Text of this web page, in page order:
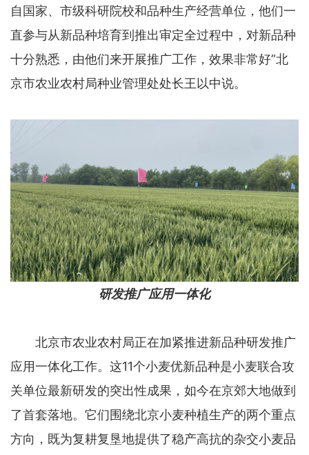
自国家、市级科研院校和品种生产经营单位，他们一
直参与从新品种培育到推出审定全过程中，对新品种
十分熟悉，由他们来开展推广工作，效果非常好”北
京市农业农村局种业管理处处长王以中说。
研发推广应用一体化
北京市农业农村局正在加紧推进新品种研发推广
应用一体化工作。这11个小麦优新品种是小麦联合攻
关单位最新研发的突出性成果，如今在京郊大地做到
了首套落地。它们围绕北京小麦种植生产的两个重点
方向，既为复耕复垦地提供了稳产高抗的杂交小麦品